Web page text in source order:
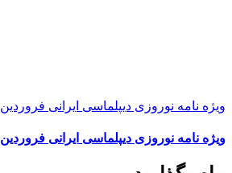
ویژه نامه نوروزی دیپلماسی ایرانی فروردین ۱۳۹۰
ویژه نامه نوروزی دیپلماسی ایرانی فروردین ۱۳۹۰